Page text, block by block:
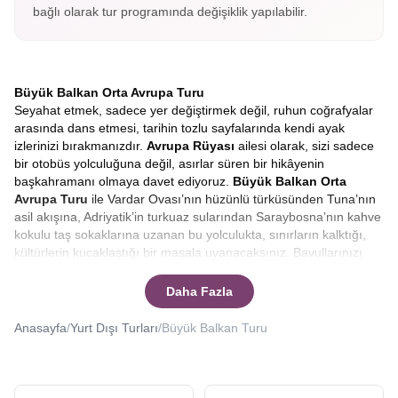
bağlı olarak tur programında değişiklik yapılabilir.
Büyük Balkan Orta Avrupa Turu
Seyahat etmek, sadece yer değiştirmek değil, ruhun coğrafyalar
arasında dans etmesi, tarihin tozlu sayfalarında kendi ayak
izlerinizi bırakmanızdır. Avrupa Rüyası ailesi olarak, sizi sadece
bir otobüs yolculuğuna değil, asırlar süren bir hikâyenin
başkahramanı olmaya davet ediyoruz. Büyük Balkan Orta
Avrupa Turu ile Vardar Ovası’nın hüzünlü türküsünden Tuna’nın
asil akışına, Adriyatik’in turkuaz sularından Saraybosna’nın kahve
kokulu taş sokaklarına uzanan bu yolculukta, sınırların kalktığı,
kültürlerin kucaklaştığı bir masala uyanacaksınız. Bavullarınızı
çok daha fazlasını vaat ediyor.Büyük balkan turunda hangi
en iyi Balkan turu hangisi?
yanıt vereceğiz.
Daha Fazla
Anasayfa/Yurt Dışı Turları/Büyük Balkan Turu